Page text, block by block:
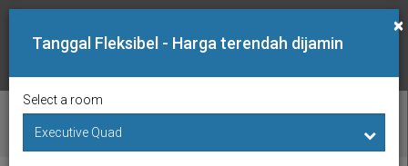
PERIKSA KETERSEDIAAN
×
Tanggal Fleksibel - Harga terendah dijamin
Select a room